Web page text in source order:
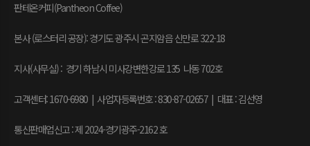
판테온커피(Pantheon Coffee)
본사 (로스터리 공장): 경기도 광주시 곤지암읍 신만로 322-18
지사(사무실) : 경기 하남시 미사강변한강로 135 나동 702호
고객센터: 1670-6980 | 사업자등록번호 : 830-87-02657 | 대표 : 김선영
통신판매업신고 : 제 2024-경기광주-2162 호